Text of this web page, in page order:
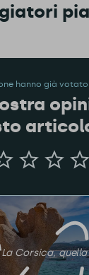
hanno già votato
Dateci
la
su
questo
articolo
La Corsica, quella